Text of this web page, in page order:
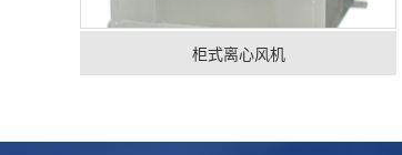
柜式离心风机